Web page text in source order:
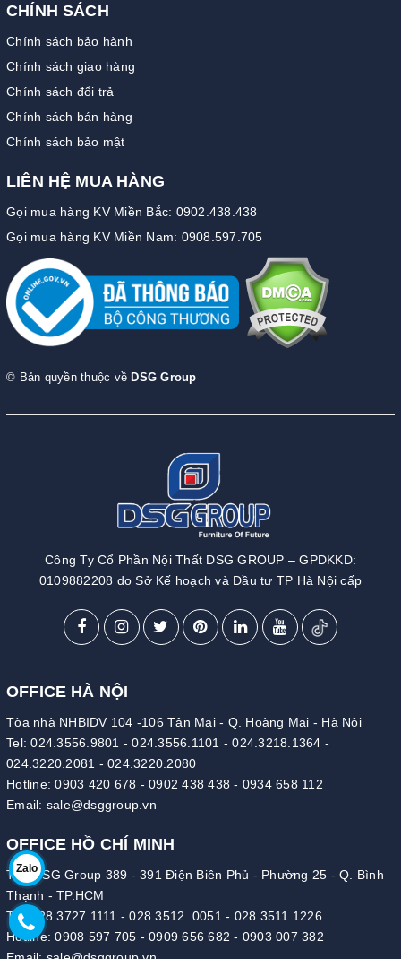
Zalo
CHÍNH SÁCH
Chính sách bảo hành
Chính sách giao hàng
Chính sách đổi trả
Chính sách bán hàng
Chính sách bảo mật
LIÊN HỆ MUA HÀNG
Gọi mua hàng KV Miền Bắc: 0902.438.438
Gọi mua hàng KV Miền Nam: 0908.597.705
© Bản quyền thuộc về DSG Group
Công Ty Cổ Phần Nội Thất DSG GROUP – GPDKKD:
0109882208 do Sở Kế hoạch và Đầu tư TP Hà Nội cấp
OFFICE HÀ NỘI
Tòa nhà NHBIDV 104 -106 Tân Mai - Q. Hoàng Mai - Hà Nội
Tel:024.3556.9801 -024.3556.1101 -024.3218.1364 -
024.3220.2081 - 024.3220.2080
Hotline:0903 420 678 - 0902 438 438 - 0934 658 112
Email: sale@dsggroup.vn
OFFICE HỒ CHÍ MINH
Tòa DSG Group 389 - 391 Điện Biên Phủ - Phường 25 - Q. Bình
Thạnh - TP.HCM
Tel:
028.3727.1111 -028.3512 .0051 - 028.3511.1226
Hotline:0908 597 705 - 0909 656 682 - 0903 007 382